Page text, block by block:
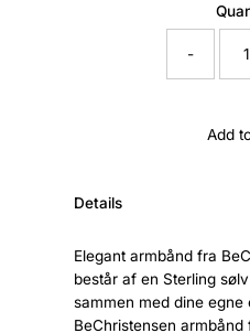
-
Add
Details
Elegant armbånd fra
består af en Sterling
sammen med dine egne
BeChristensen